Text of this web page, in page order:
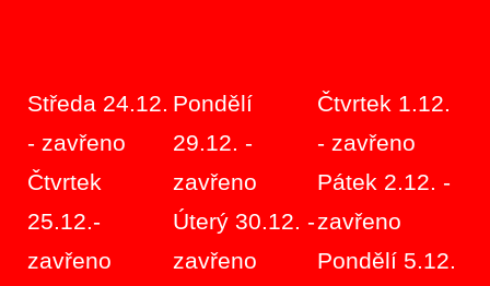
Středa 24.12.
- zavřeno
Čtvrtek
25.12.-
zavřeno
Pondělí
29.12. -
zavřeno
Úterý 30.12. -
zavřeno
Čtvrtek 1.12.
- zavřeno
Pátek 2.12. -
zavřeno
Pondělí 5.12.